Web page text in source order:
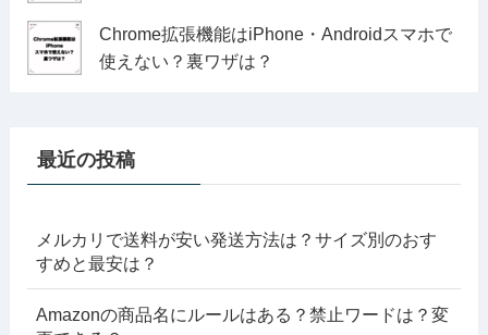
Chrome拡張機能はiPhone・Androidスマホで
使えない？裏ワザは？
最近の投稿
メルカリで送料が安い発送方法は？サイズ別のおす
すめと最安は？
Amazonの商品名にルールはある？禁止ワードは？変